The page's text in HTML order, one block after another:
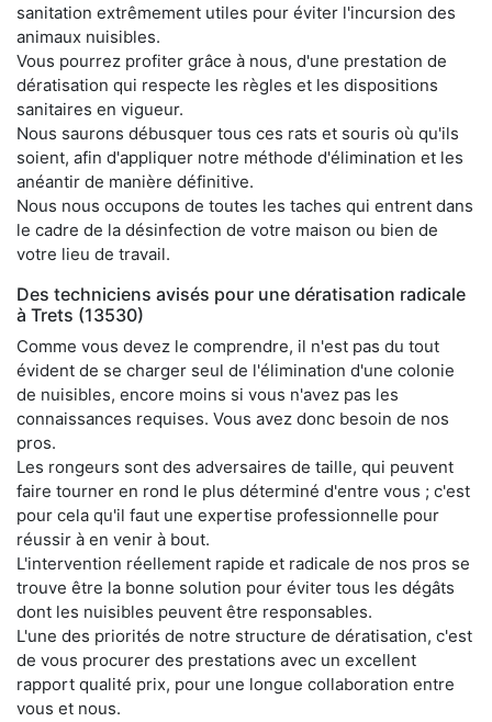
sanitation extrêmement utiles pour éviter l'incursion des
animaux nuisibles.
Vous pourrez profiter grâce à nous, d'une prestation de
dératisation qui respecte les règles et les dispositions
sanitaires en vigueur.
Nous saurons débusquer tous ces rats et souris où qu'ils
soient, afin d'appliquer notre méthode d'élimination et les
anéantir de manière définitive.
Nous nous occupons de toutes les taches qui entrent dans
le cadre de la désinfection de votre maison ou bien de
votre lieu de travail.
Des techniciens avisés pour une dératisation radicale
à Trets (13530)
Comme vous devez le comprendre, il n'est pas du tout
évident de se charger seul de l'élimination d'une colonie
de nuisibles, encore moins si vous n'avez pas les
connaissances requises. Vous avez donc besoin de nos
pros.
Les rongeurs sont des adversaires de taille, qui peuvent
faire tourner en rond le plus déterminé d'entre vous ; c'est
pour cela qu'il faut une expertise professionnelle pour
réussir à en venir à bout.
L'intervention réellement rapide et radicale de nos pros se
trouve être la bonne solution pour éviter tous les dégâts
dont les nuisibles peuvent être responsables.
L'une des priorités de notre structure de dératisation, c'est
de vous procurer des prestations avec un excellent
rapport qualité prix, pour une longue collaboration entre
vous et nous.